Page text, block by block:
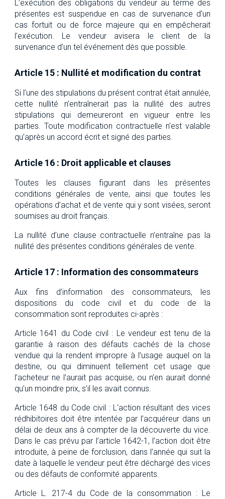
L’exécution des obligations du vendeur au terme des
présentes est suspendue en cas de survenance d’un
cas fortuit ou de force majeure qui en empêcherait
l’exécution. Le vendeur avisera le client de la
survenance d’un tel événement dès que possible.
Article 15 : Nullité et modification du contrat
Si l’une des stipulations du présent contrat était annulée,
cette nullité n’entraînerait pas la nullité des autres
stipulations qui demeureront en vigueur entre les
parties. Toute modification contractuelle n’est valable
qu’après un accord écrit et signé des parties.
Article 16 : Droit applicable et clauses
Toutes les clauses figurant dans les présentes
conditions générales de vente, ainsi que toutes les
opérations d’achat et de vente qui y sont visées, seront
soumises au droit français.
La nullité d’une clause contractuelle n’entraîne pas la
nullité des présentes conditions générales de vente.
Article 17 : Information des consommateurs
Aux fins d’information des consommateurs, les
dispositions du code civil et du code de la
consommation sont reproduites ci-après :
Article 1641 du Code civil : Le vendeur est tenu de la
garantie à raison des défauts cachés de la chose
vendue qui la rendent impropre à l’usage auquel on la
destine, ou qui diminuent tellement cet usage que
l’acheteur ne l’aurait pas acquise, ou n’en aurait donné
qu’un moindre prix, s’il les avait connus.
Article 1648 du Code civil : L’action résultant des vices
rédhibitoires doit être intentée par l’acquéreur dans un
délai de deux ans à compter de la découverte du vice.
Dans le cas prévu par l’article 1642-1, l’action doit être
introduite, à peine de forclusion, dans l’année qui suit la
date à laquelle le vendeur peut être déchargé des vices
ou des défauts de conformité apparents.
Article L. 217-4 du Code de la consommation : Le